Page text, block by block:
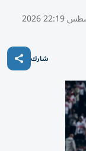
شارك